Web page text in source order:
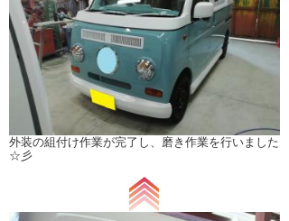
外装の組付け作業が完了し、磨き作業を行いました
☆彡